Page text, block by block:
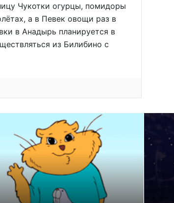
Чукотки огурцы, помидоры
а в Певек овощи раз в
в Анадырь планируется в
из Билибино с